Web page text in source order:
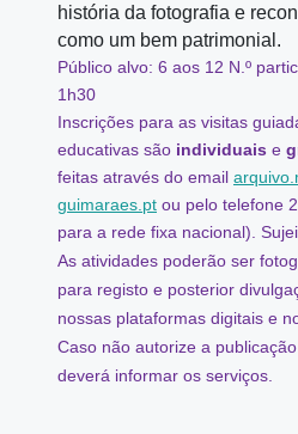
história da fotografia e
como um bem patrimonial.
Público alvo: 6 aos 12 N.º
1h30
Inscrições para as visitas
educativas são individuais e
feitas através do email
guimaraes.pt ou pelo telefone
para a rede fixa nacional).
As atividades poderão ser
para registo e posterior
nossas plataformas digitais e
Caso não autorize a
deverá informar os serviços.